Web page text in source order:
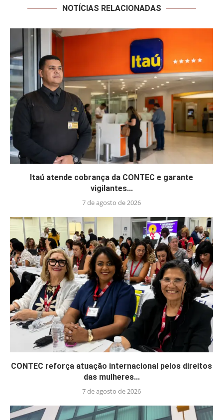
NOTÍCIAS RELACIONADAS
Itaú atende cobrança da CONTEC e garante
vigilantes...
7 de agosto de 2026
CONTEC reforça atuação internacional pelos direitos
das mulheres...
7 de agosto de 2026